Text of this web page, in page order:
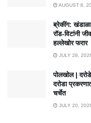
AUGUST 8,
ब्रेकींग: खंडाळा
रॉड-विटांनी
हल्लेखोर फरार
JULY 28,
पोलखोल |
दरोडा
चर्चेत
JULY 20,